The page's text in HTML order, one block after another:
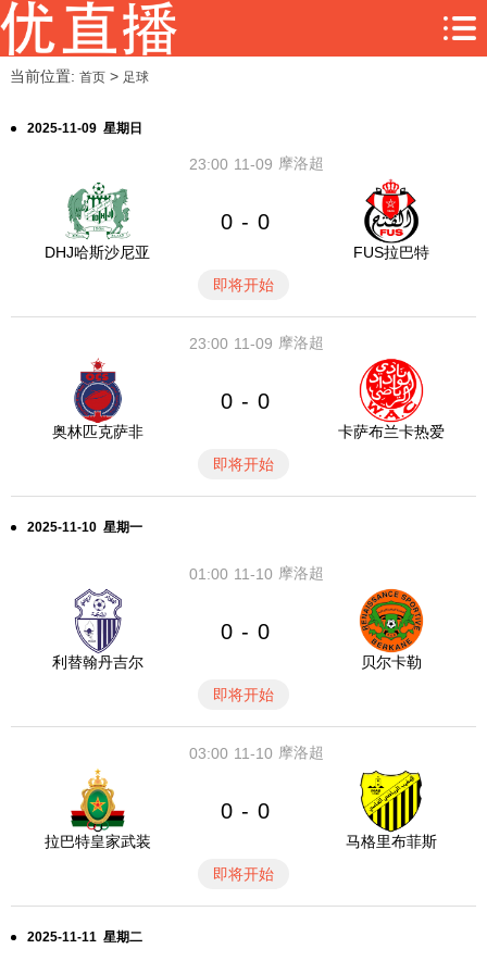
当前位置: 首页> 足球
2025-11-09 星期日
11-09
23:00 摩洛超
DHJ哈斯沙尼亚
0 - 0
FUS拉巴特
即将开始
11-09
23:00 摩洛超
奥林匹克萨非
0 - 0
卡萨布兰卡热爱
即将开始
2025-11-10 星期一
11-10
01:00 摩洛超
利替翰丹吉尔
0 - 0
贝尔卡勒
即将开始
11-10
03:00 摩洛超
拉巴特皇家武装
0 - 0
马格里布菲斯
即将开始
2025-11-11 星期二